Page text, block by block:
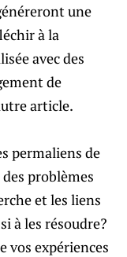
une
à la
avec des
de
article.
permaliens de
problèmes
et les liens
à les résoudre?
vos expériences